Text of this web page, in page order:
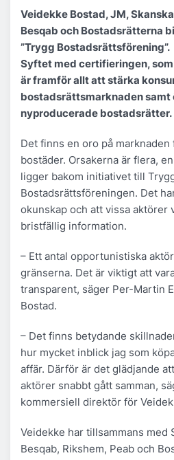
Veidekke Bostad, JM,
Besqab och Bostadsrätterna
”Trygg Bostadsrättsförening”.
Syftet med certifieringen,
är framför allt att stärka
bostadsrättsmarknaden
nyproducerade bostadsrätter.
Det finns en oro på
bostäder. Orsakerna är flera,
ligger bakom initiativet till
Bostadsrättsföreningen. Det
okunskap och att vissa aktörer
bristfällig information.
– Ett antal opportunistiska
gränserna. Det är viktigt att
transparent, säger Per-Martin
Bostad.
– Det finns betydande
hur mycket inblick jag som
affär. Därför är det glädjande
aktörer snabbt gått samman,
kommersiell direktör för
Veidekke har tillsammans med
Besqab, Rikshem, Peab och